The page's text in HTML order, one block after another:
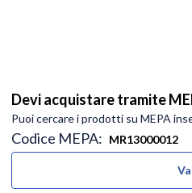
Devi acquistare tramite
Puoi cercare i prodotti su MEPA
Codice MEPA: